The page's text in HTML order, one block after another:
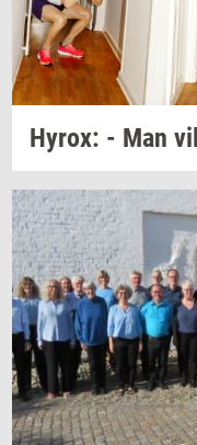
Hyrox: - Man